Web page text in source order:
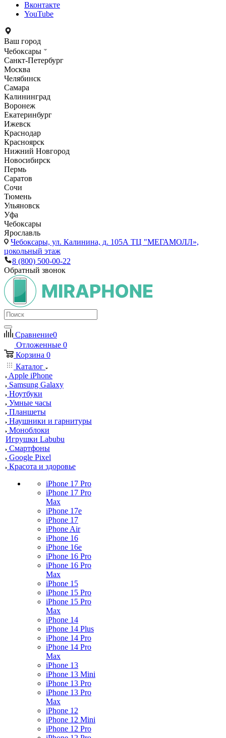
Вконтакте
YouTube
Ваш город
Чебоксары
Санкт-Петербург
Москва
Челябинск
Самара
Калининград
Воронеж
Екатеринбург
Ижевск
Краснодар
Красноярск
Нижний Новгород
Новосибирск
Пермь
Саратов
Сочи
Тюмень
Ульяновск
Уфа
Чебоксары
Ярославль
Чебоксары, ул. Калинина, д. 105А ТЦ "МЕГАМОЛЛ»,
цокольный этаж
8 (800) 500-00-22
Обратный звонок
Сравнение0
Отложенные 0
Корзина 0
Каталог
Apple iPhone
Samsung Galaxy
Ноутбуки
Умные часы
Планшеты
Наушники и гарнитуры
Моноблоки
Игрушки Labubu
Смартфоны
Google Pixel
Красота и здоровье
iPhone 17 Pro
iPhone 17 Pro
Max
iPhone 17e
iPhone 17
iPhone Air
iPhone 16
iPhone 16e
iPhone 16 Pro
iPhone 16 Pro
Max
iPhone 15
iPhone 15 Pro
iPhone 15 Pro
Max
iPhone 14
iPhone 14 Plus
iPhone 14 Pro
iPhone 14 Pro
Max
iPhone 13
iPhone 13 Mini
iPhone 13 Pro
iPhone 13 Pro
Max
iPhone 12
iPhone 12 Mini
iPhone 12 Pro